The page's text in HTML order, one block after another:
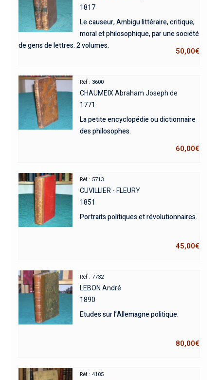
1817
Le causeur, Ambigu littéraire, critique,
moral et philosophique, par une société
de gens de lettres. 2 volumes.
50,00€
Réf : 3600
CHAUMEIX Abraham Joseph de
1771
La petite encyclopédie ou dictionnaire
des philosophes.
60,00€
Réf : 5713
CUVILLIER - FLEURY
1851
Portraits politiques et révolutionnaires.
45,00€
Réf : 7732
LEBON André
1890
Etudes sur l’Allemagne politique.
80,00€
Réf : 4105